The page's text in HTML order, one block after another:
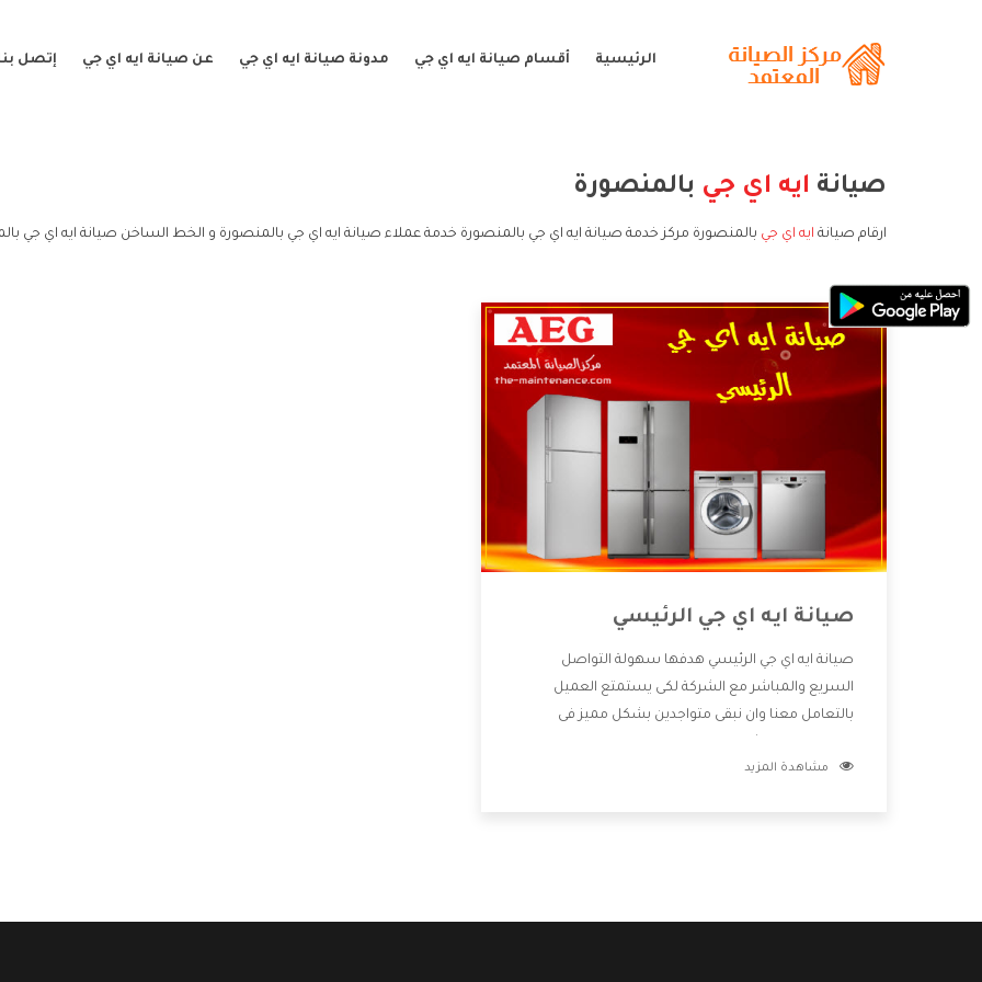
الرئيسية أقسام صيانة ايه اي جي مدونة صيانة ايه اي جي عن صيانة ايه اي جي إتصل
صيانة ايه اي جي بالمنصورة
ارقام صيانة ايه اي جي بالمنصورة مركز خدمة صيانة ايه اي جي بالمنصورة خدمة عملاء صيانة ايه اي جي بالمنصورة و الخط الساخن صيانة ايه اي جي
صيانة ايه اي جي الرئيسي
صيانة ايه اي جي الرئيسي هدفها سهولة التواصل
السريع والمباشر مع الشركة لكى يستمتع العميل
بالتعامل معنا وان نبقى متواجدين بشكل مميز فى
للعميل وان يستمتع بالخدمات التى تنفرد الشركة بها
مشاهدة المزيد